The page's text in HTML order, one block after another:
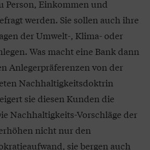
Person, Einkommen und
werden. Sie sollen auch ihre
der Umwelt-, Klima- oder
Was macht eine Bank dann
Anlegerpräferenzen von der
Nachhaltigkeitsdoktrin
sie diesen Kunden die
Nachhaltigkeits-Vorschläge der
nicht nur den
sie bergen auch